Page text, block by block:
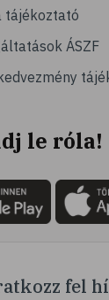
tájékoztató
ÁSZF
le róla!
fel